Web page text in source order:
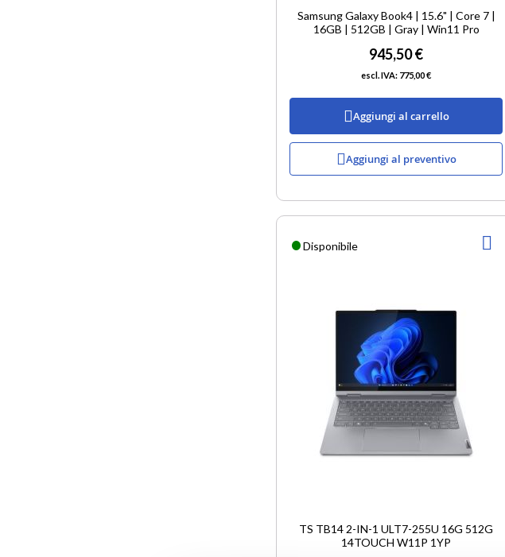
Samsung Galaxy Book4 | 15.6" | Core 7 |
16GB | 512GB | Gray | Win11 Pro
945,50 €
775,00 €
Aggiungi al carrello
Aggiungi al preventivo
Disponibile
TS TB14 2-IN-1 ULT7-255U 16G 512G
14TOUCH W11P 1YP